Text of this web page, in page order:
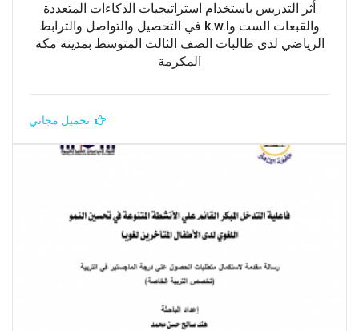
أثر التدريس باستخدام استراتيجيات الذكاءات المتعددة
والقبعات الست وk.w.l في التحصيل والتواصل والترابط
الرياضي لدى طالبات الصف الثالث المتوسط بمدينة مكة
المكرمة
تحميل مجاني